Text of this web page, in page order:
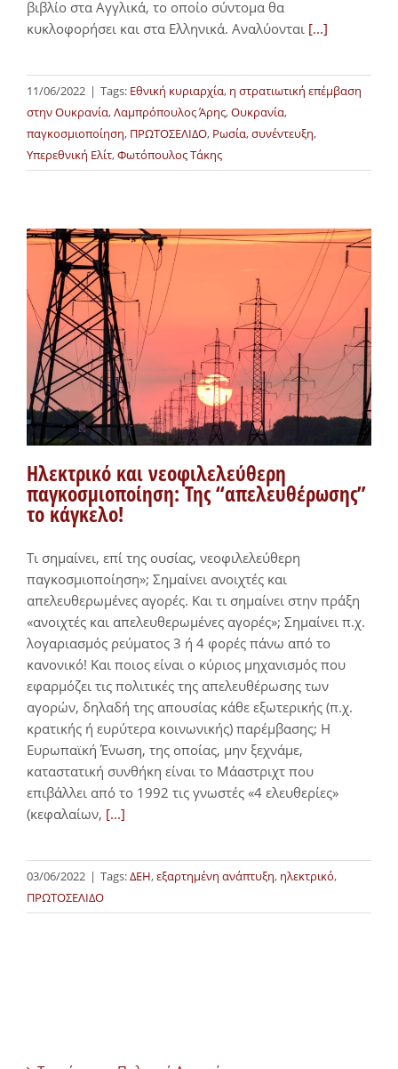
βιβλίο στα Αγγλικά, το οποίο σύντομα θα
κυκλοφορήσει και στα Ελληνικά. Αναλύονται [...]
11/06/2022 | Tags: Εθνική κυριαρχία, η στρατιωτική επέμβαση
στην Ουκρανία,Λαμπρόπουλος Άρης,Ουκρανία,
παγκοσμιοποίηση, ΠΡΩΤΟΣΕΛΙΔΟ, Ρωσία,συνέντευξη,
Υπερεθνική Ελίτ,Φωτόπουλος Τάκης
Ηλεκτρικό και νεοφιλελεύθερη
παγκοσμιοποίηση: Της “απελευθέρωσης”
το κάγκελο!
Τι σημαίνει, επί της ουσίας, νεοφιλελεύθερη
παγκοσμιοποίηση»; Σημαίνει ανοιχτές και
απελευθερωμένες αγορές. Και τι σημαίνει στην πράξη
«ανοιχτές και απελευθερωμένες αγορές»; Σημαίνει π.χ.
λογαριασμός ρεύματος 3 ή 4 φορές πάνω από το
κανονικό! Και ποιος είναι ο κύριος μηχανισμός που
εφαρμόζει τις πολιτικές της απελευθέρωσης των
αγορών, δηλαδή της απουσίας κάθε εξωτερικής (π.χ.
κρατικής ή ευρύτερα κοινωνικής) παρέμβασης; Η
Ευρωπαϊκή Ένωση, της οποίας, μην ξεχνάμε,
καταστατική συνθήκη είναι το Μάαστριχτ που
επιβάλλει από το 1992 τις γνωστές «4 ελευθερίες»
(κεφαλαίων, [...]
03/06/2022 | Tags:ΔΕΗ,εξαρτημένη ανάπτυξη, ηλεκτρικό,
ΠΡΩΤΟΣΕΛΙΔΟ